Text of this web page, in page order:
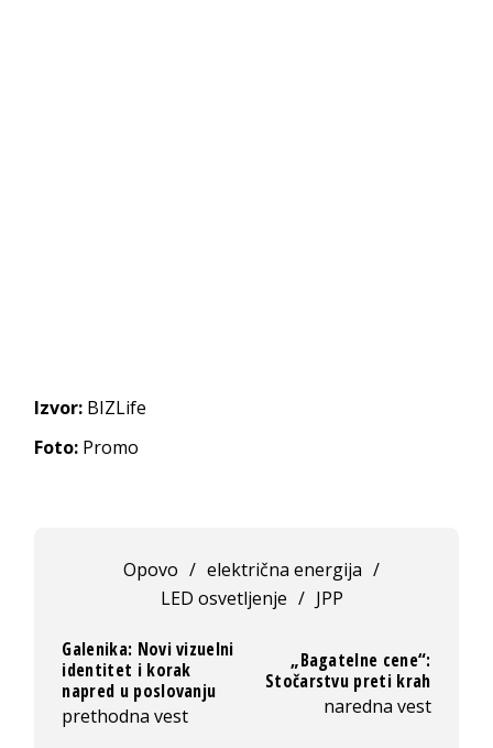
Izvor: BIZLife
Foto: Promo
Opovo / električna energija /
LED osvetljenje / JPP
Galenika: Novi vizuelni
identitet i korak
napred u poslovanju
prethodna vest
„Bagatelne cene“:
Stočarstvu preti krah
naredna vest